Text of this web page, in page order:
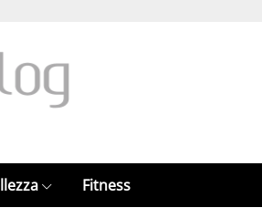
Fitness